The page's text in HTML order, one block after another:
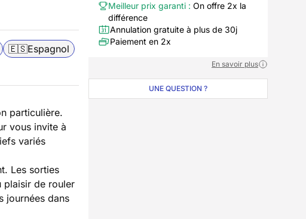
🇪🇸Espagnol
particulière.
vous invite à
variés
Les sorties
plaisir de rouler
journées dans
Meilleur prix garanti : On offre 2x la
différence
Annulation gratuite à plus de 30j
Paiement en 2x
En savoir plus
UNE QUESTION ?